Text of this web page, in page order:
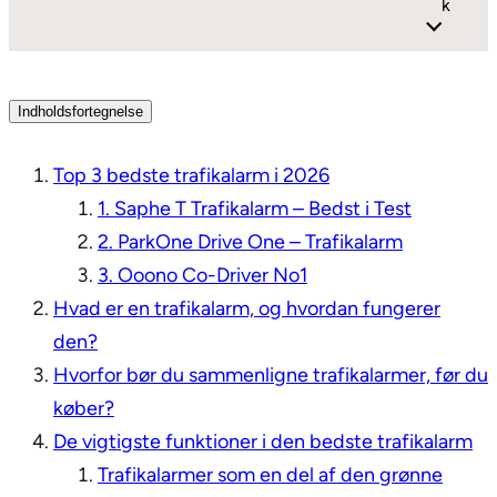
k
Indholdsfortegnelse
Top 3 bedste trafikalarm i 2026
1. Saphe T Trafikalarm – Bedst i Test
2. ParkOne Drive One – Trafikalarm
3. Ooono Co-Driver No1
Hvad er en trafikalarm, og hvordan fungerer
den?
Hvorfor bør du sammenligne trafikalarmer, før du
køber?
De vigtigste funktioner i den bedste trafikalarm
Trafikalarmer som en del af den grønne